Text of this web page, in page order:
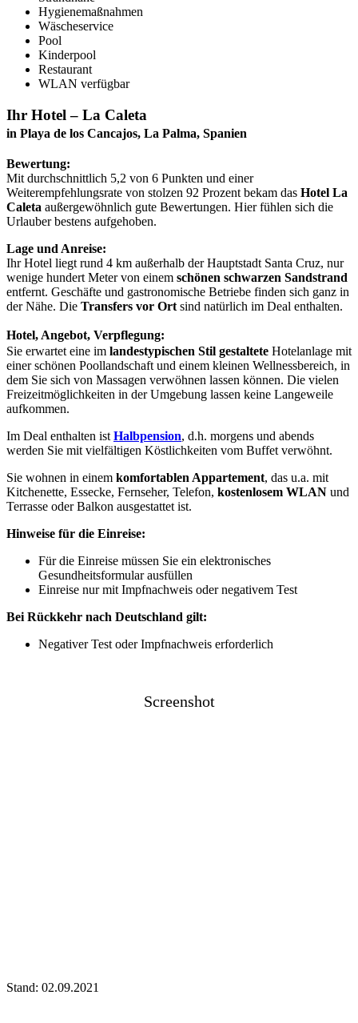
Hygienemaßnahmen
Wäscheservice
Pool
Kinderpool
Restaurant
WLAN verfügbar
Ihr Hotel – La Caleta
in Playa de los Cancajos, La Palma, Spanien
Bewertung:
Mit durchschnittlich 5,2 von 6 Punkten und einer
Weiterempfehlungsrate von stolzen 92 Prozent bekam das Hotel La
Caleta außergewöhnlich gute Bewertungen. Hier fühlen sich die
Urlauber bestens aufgehoben.
Lage und Anreise:
Ihr Hotel liegt rund 4 km außerhalb der Hauptstadt Santa Cruz, nur
wenige hundert Meter von einem schönen schwarzen Sandstrand
entfernt. Geschäfte und gastronomische Betriebe finden sich ganz in
der Nähe. Die Transfers vor Ort sind natürlich im Deal enthalten.
Hotel, Angebot, Verpflegung:
Sie erwartet eine im landestypischen Stil gestaltete Hotelanlage mit
einer schönen Poollandschaft und einem kleinen Wellnessbereich, in
dem Sie sich von Massagen verwöhnen lassen können. Die vielen
Freizeitmöglichkeiten in der Umgebung lassen keine Langeweile
aufkommen.
Im Deal enthalten ist Halbpension, d.h. morgens und abends
werden Sie mit vielfältigen Köstlichkeiten vom Buffet verwöhnt.
Sie wohnen in einem komfortablen Appartement, das u.a. mit
Kitchenette, Essecke, Fernseher, Telefon, kostenlosem WLAN und
Terrasse oder Balkon ausgestattet ist.
Hinweise für die Einreise:
Für die Einreise müssen Sie ein elektronisches
Gesundheitsformular ausfüllen
Einreise nur mit Impfnachweis oder negativem Test
Bei Rückkehr nach Deutschland gilt:
Negativer Test oder Impfnachweis erforderlich
Screenshot
Stand: 02.09.2021